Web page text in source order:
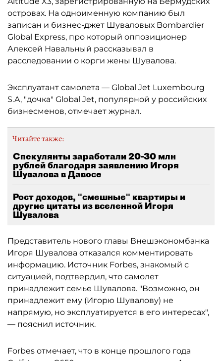
островах. На одноименную компанию был
записан и бизнес-джет Шуваловых Bombardier
Global Express, про который оппозиционер
Алексей Навальный рассказывал в
расследовании о корги жены Шувалова.
Эксплуатант самолета — Global Jet Luxembourg
S.A, "дочка" Global Jet, популярной у российских
бизнесменов, отмечает журнал.
Читайте также:
Спекулянты заработали 20-30 млн
рублей благодаря заявлению Игоря
Шувалова в Давосе
Рост доходов, "смешные" квартиры и
другие цитаты из вселенной Игоря
Шувалова
Представитель нового главы Внешэкономбанка
Игоря Шувалова отказался комментировать
информацию. Источник Forbes, знакомый с
ситуацией, подтвердил, что самолет
принадлежит семье Шувалова. "Возможно, он
принадлежит ему (Игорю Шувалову) не
напрямую, но эксплуатируется в его интересах",
— пояснил источник.
Forbes отмечает, что в конце прошлого года